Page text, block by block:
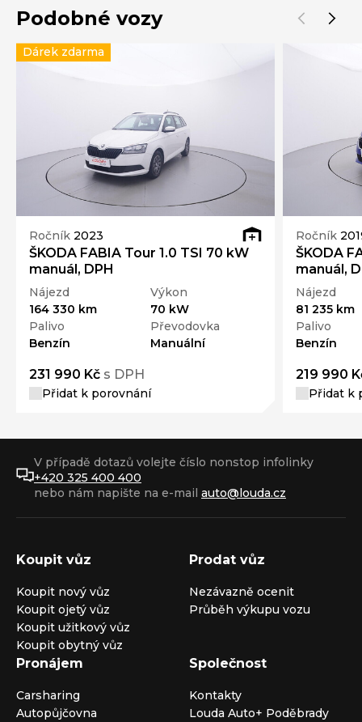
Podobné vozy
Ročník 2023
ŠKODA FABIA Tour 1.0 TSI 70 kW
manuál, DPH
Nájezd
164 330 km
Výkon
70 kW
Palivo
Benzín
Převodovka
Manuální
231 990 Kč s DPH
Přidat k porovnání
Dárek zdarma
Ročník
ŠKODA
manuál,
Nájezd
81 235 km
Palivo
Benzín
219 990
Přidat k
V případě dotazů volejte číslo nonstop infolinky
+420 325 400 400
nebo nám napište na e-mail auto@louda.cz
Koupit vůz
Koupit nový vůz
Koupit ojetý vůz
Koupit užitkový vůz
Koupit obytný vůz
Prodat vůz
Nezávazně ocenit
Průběh výkupu vozu
Pronájem
Carsharing
Autopůjčovna
Společnost
Kontakty
Louda Auto+ Poděbrady